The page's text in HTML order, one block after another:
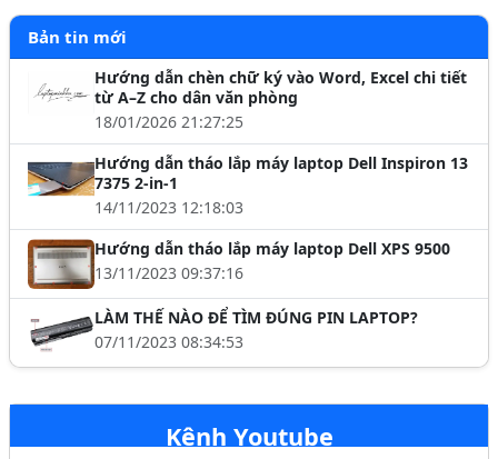
Bản tin mới
Hướng dẫn chèn chữ ký vào Word, Excel chi tiết
từ A–Z cho dân văn phòng
18/01/2026 21:27:25
Hướng dẫn tháo lắp máy laptop Dell Inspiron 13
7375 2-in-1
14/11/2023 12:18:03
Hướng dẫn tháo lắp máy laptop Dell XPS 9500
13/11/2023 09:37:16
LÀM THẾ NÀO ĐỂ TÌM ĐÚNG PIN LAPTOP?
07/11/2023 08:34:53
Kênh Youtube